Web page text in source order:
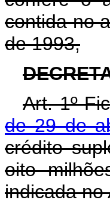
contida no
de 1993,
Art. 1º
de 29 de
crédito
oito
indicada no